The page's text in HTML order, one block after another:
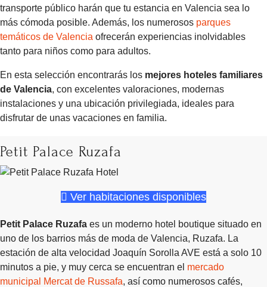
transporte público harán que tu estancia en Valencia sea lo
más cómoda posible. Además, los numerosos parques
temáticos de Valencia ofrecerán experiencias inolvidables
tanto para niños como para adultos.
En esta selección encontrarás los mejores hoteles familiares
de Valencia, con excelentes valoraciones, modernas
instalaciones y una ubicación privilegiada, ideales para
disfrutar de unas vacaciones en familia.
Petit Palace Ruzafa
Ver habitaciones disponibles
Petit Palace Ruzafa es un moderno hotel boutique situado en
uno de los barrios más de moda de Valencia, Ruzafa. La
estación de alta velocidad Joaquín Sorolla AVE está a solo 10
minutos a pie, y muy cerca se encuentran el mercado
municipal Mercat de Russafa, así como numerosos cafés,